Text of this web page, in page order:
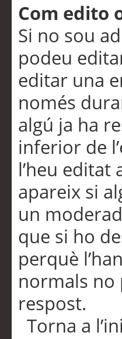
Com edito
Si no sou
podeu
editar una
només
algú ja ha
inferior de
l’heu editat
apareix si
un
que si ho
perquè
normals no
respost.
Torna a